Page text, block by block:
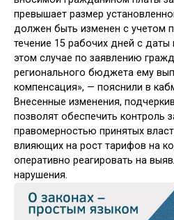
превышает размер
должен быть изменен с учетом
течение 15 рабочих дней с
этом случае по заявлению
регионального бюджета ему
компенсация», — пояснили в
Внесенные изменения,
позволят обеспечить контроль
правомерностью принятых
влияющих на рост тарифов на
оперативно реагировать на
нарушения.